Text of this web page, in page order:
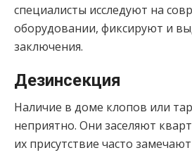
специалисты исследуют на
оборудовании, фиксируют и
заключения.
Дезинсекция
Наличие в доме клопов или
неприятно. Они заселяют
их присутствие часто